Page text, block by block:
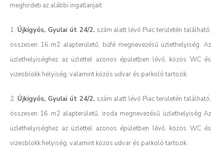
meghirdeti az alábbi ingatlanjait:
1. Újkígyós, Gyulai út 24/2.szám alatt lévő Piac területén található,
összesen 16 m2 alapterületű, büfé megnevezésű üzlethelyiség. Az
üzlethelyiséghez az üzlettel azonos épületben lévő, közös WC és
vizesblokk helyiség, valamint közös udvar és parkoló tartozik.
2. Újkígyós, Gyulai út 24/2.szám alatt lévő Piac területén található,
összesen 16 m2 alapterületű, iroda megnevezésű üzlethelyiség Az
üzlethelyiséghez az üzlettel azonos épületben lévő, közös WC és
vizesblokk helyiség, valamint közös udvar és parkoló tartozik.